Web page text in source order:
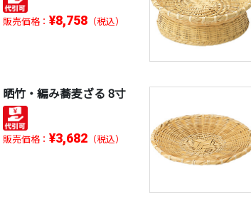
販売価格：¥8,758 （税込）
晒竹・編み蕎麦ざる 8寸
販売価格：¥3,682 （税込）